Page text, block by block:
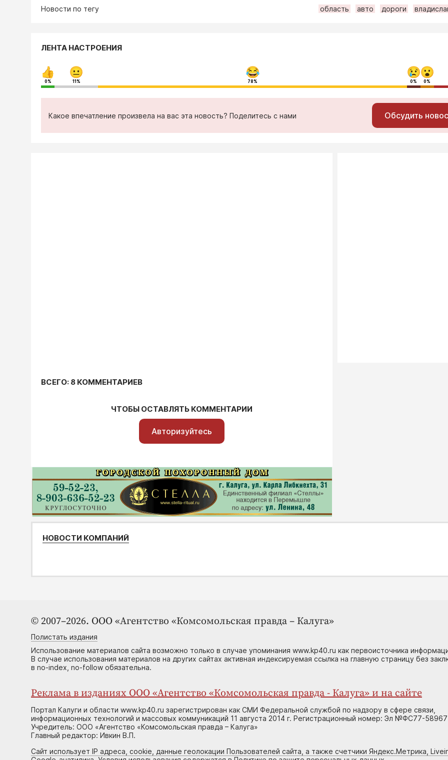
Новости по тегу область авто дороги
ЛЕНТА НАСТРОЕНИЯ
0% 11% 78% 0% 0%
Какое впечатление произвела на вас эта новость? Поделитесь с нами Обсудить
ВСЕГО: 8 КОММЕНТАРИЕВ
ЧТОБЫ ОСТАВЛЯТЬ КОММЕНТАРИИ
Авторизуйтесь
НОВОСТИ КОМПАНИЙ
© 2007–2026. ООО «Агентство «Комсомольская правда – Калуга»
Полистать издания
Использование материалов сайта возможно только в случае упоминания www.kp40.ru как первоисточника
В случае использования материалов на других сайтах активная индексируемая ссылка на главную страницу без
в no-index, no-follow обязательна.
Реклама в изданиях ООО «Агентство «Комсомольская правда - Калуга» и на сайте
Портал Калуги и области www.kp40.ru зарегистрирован как СМИ Федеральной службой по надзору в сфере связи,
информационных технологий и массовых коммуникаций 11 августа 2014 г. Регистрационный номер: Эл №ФС77-58967
Учредитель: ООО «Агентство «Комсомольская правда – Калуга»
Главный редактор: Ивкин В.П.
Сайт использует IP адреса, cookie, данные геолокации Пользователей сайта, а также счетчики Яндекс.Метрика,